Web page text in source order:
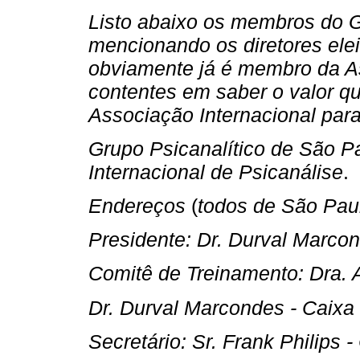
Listo abaixo os membros do
mencionando os diretores
obviamente já é membro da
contentes em saber o valor
Associação Internacional
Grupo Psicanalítico de São
Internacional de Psicanálise.
Endereços (todos de São
Presidente: Dr. Durval
Comitê de Treinamento: Dra.
Dr. Durval Marcondes -
Secretário: Sr. Frank Philips